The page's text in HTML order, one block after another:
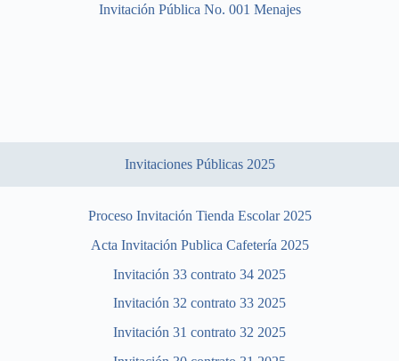
Invitación Pública No. 001 Menajes
Invitaciones Públicas 2025
Proceso Invitación Tienda Escolar 2025
Acta Invitación Publica Cafetería 2025
Invitación 33 contrato 34 2025
Invitación 32 contrato 33 2025
Invitación 31 contrato 32 2025